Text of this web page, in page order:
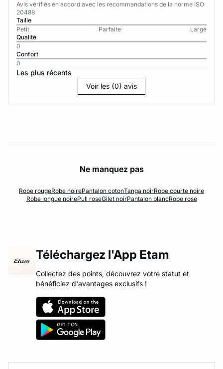
Avis vérifiés en accord avec les recommandations de la norme ISO
20488
Taille
Petit
Parfaite
Large
Qualité
0
Confort
0
Les plus récents
Voir les {0} avis
Ne manquez pas
Robe rougeRobe noirePantalon cotonTanga noirRobe courte noire
Robe longue noirePull roseGilet noirPantalon blancRobe rose
Téléchargez l'App Etam
Collectez des points, découvrez votre statut et
bénéficiez d'avantages exclusifs !